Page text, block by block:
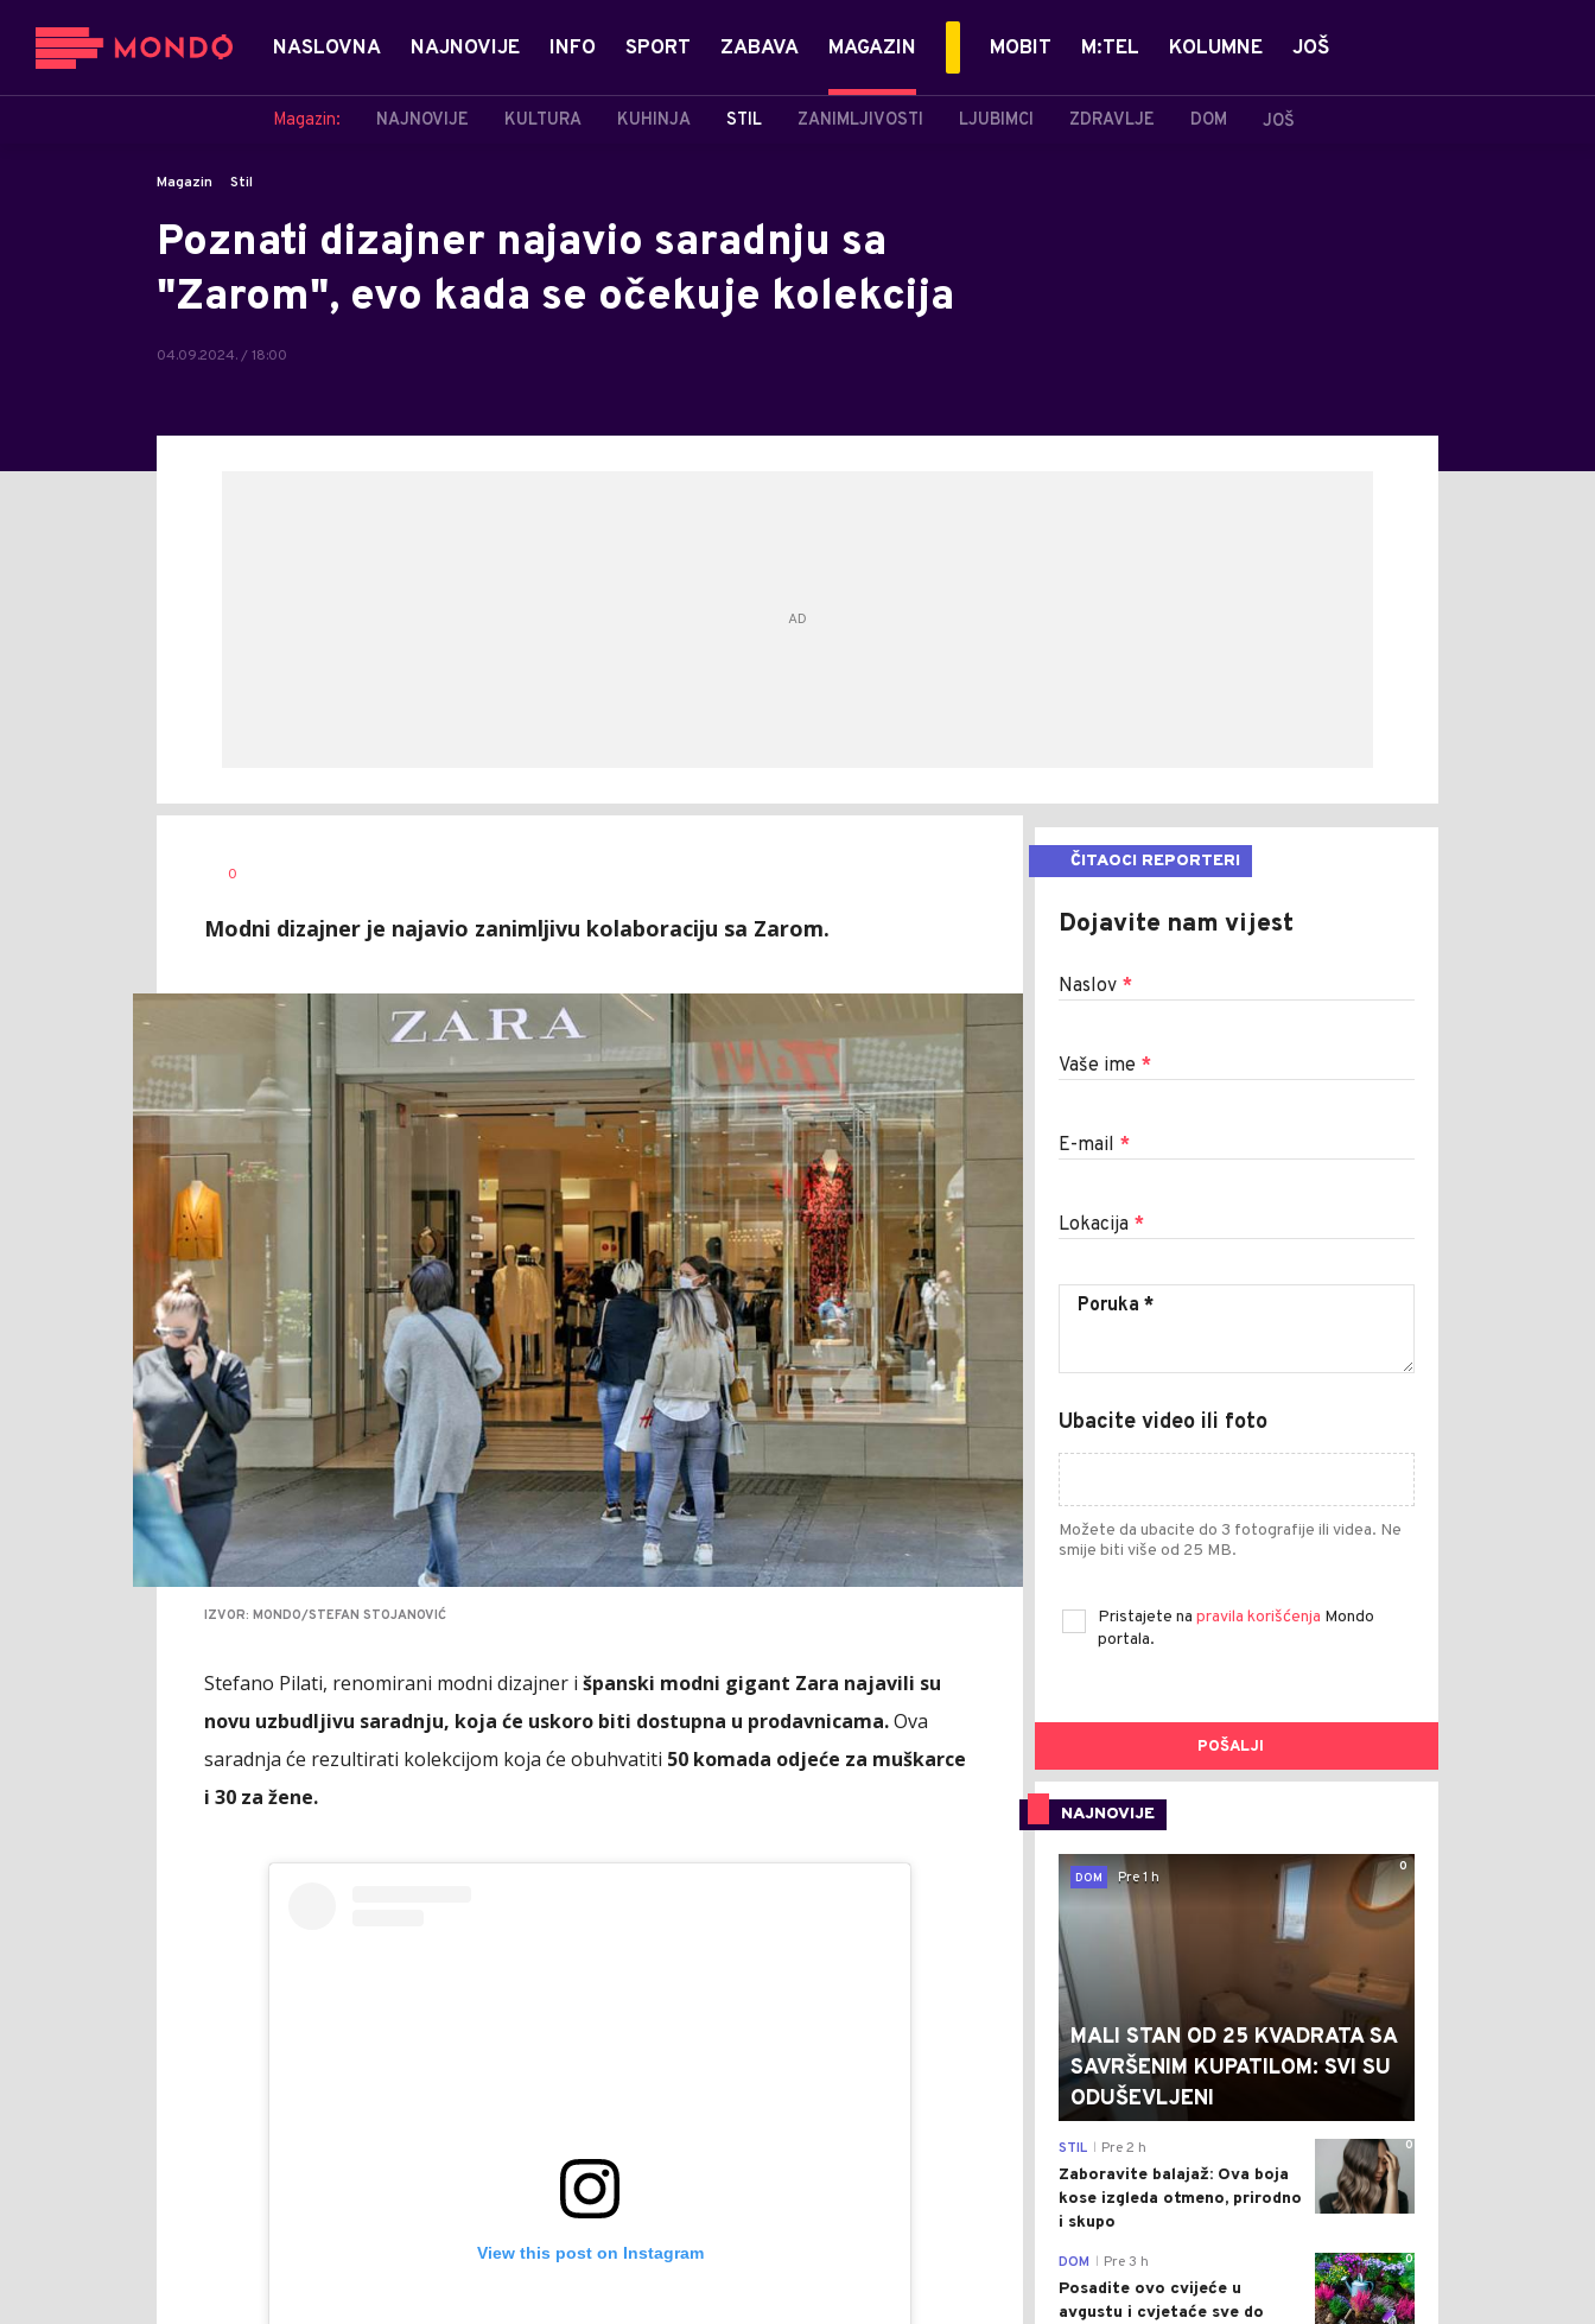
NASLOVNA NAJNOVIJE INFO SPORT ZABAVA MAGAZIN
Magazin: NAJNOVIJE KULTURA KUHINJA STIL ZANIMLJIVOSTI LJUBIMCI ZDRAVLJE DOM JOŠ
MOBIT M:TEL KOLUMNE JOŠ
Magazin Stil
Poznati dizajner najavio saradnju sa
"Zarom", evo kada se očekuje kolekcija
04.09.2024. / 18:00
AUTOR
0
Modni dizajner je najavio zanimljivu kolaboraciju sa Zarom.
IZVOR: MONDO/STEFAN STOJANOVIĆ
Stefano Pilati, renomirani modni dizajner i španski modni gigant Zara najavili su
novu uzbudljivu saradnju, koja će uskoro biti dostupna u prodavnicama.Ova
saradnja će rezultirati kolekcijom koja će obuhvatiti 50 komada odjeće za muškarce
i 30 za žene.
View this post on Instagram
ČITAOCI REPORTERI
Dojavite nam vijest
Naslov *
Vaše ime *
E-mail *
Lokacija *
Ubacite video ili foto
Možete da ubacite do 3 fotografije ili videa. Ne
smije biti više od 25 MB.
Pristajete na pravila korišćenja Mondo
portala.
POŠALJI
NAJNOVIJE
0
DOM
Pre 1 h
MALI STAN OD 25 KVADRATA SA
SAVRŠENIM KUPATILOM: SVI SU
ODUŠEVLJENI
0
STIL Pre 2 h
Zaboravite balajaž: Ova boja
kose izgleda otmeno, prirodno
i skupo
0
DOM Pre 3 h
Posadite ovo cvijeće u
avgustu i cvjetaće sve do